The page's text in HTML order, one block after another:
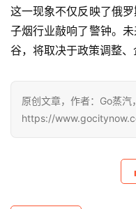
这一现象不仅反映了俄
子烟行业敲响了警钟。
谷，将取决于政策调整、
原创文章，作者：Go蒸汽
https://